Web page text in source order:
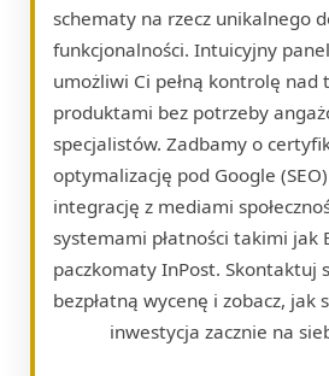
schematy na rzecz unikalnego
funkcjonalności. Intuicyjny
umożliwi Ci pełną kontrolę nad
produktami bez potrzeby
specjalistów. Zadbamy o
optymalizację pod Google
integrację z mediami
systemami płatności takimi jak
paczkomaty InPost. Skontaktuj
bezpłatną wycenę i zobacz, jak
inwestycja zacznie na